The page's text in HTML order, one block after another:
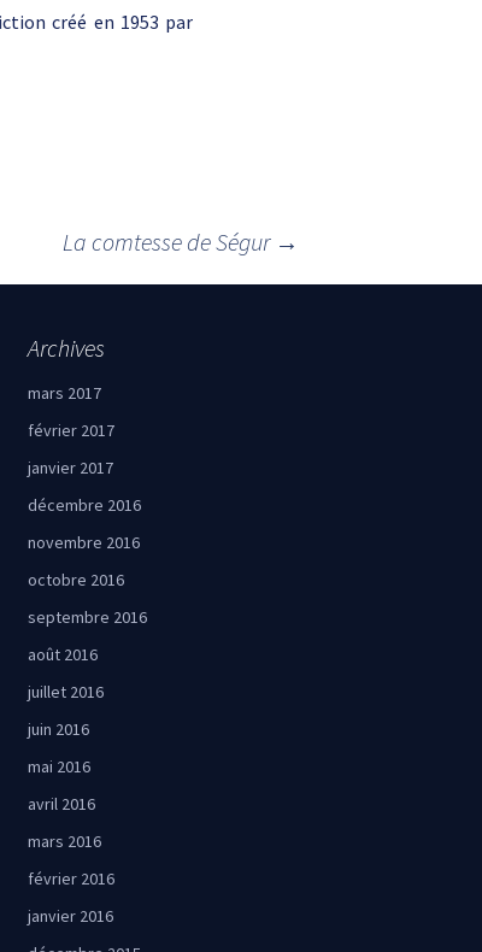
créé en 1953 par
La comtesse de Ségur →
Archives
mars 2017
février 2017
janvier 2017
décembre 2016
novembre 2016
octobre 2016
septembre 2016
août 2016
juillet 2016
juin 2016
mai 2016
avril 2016
mars 2016
février 2016
janvier 2016